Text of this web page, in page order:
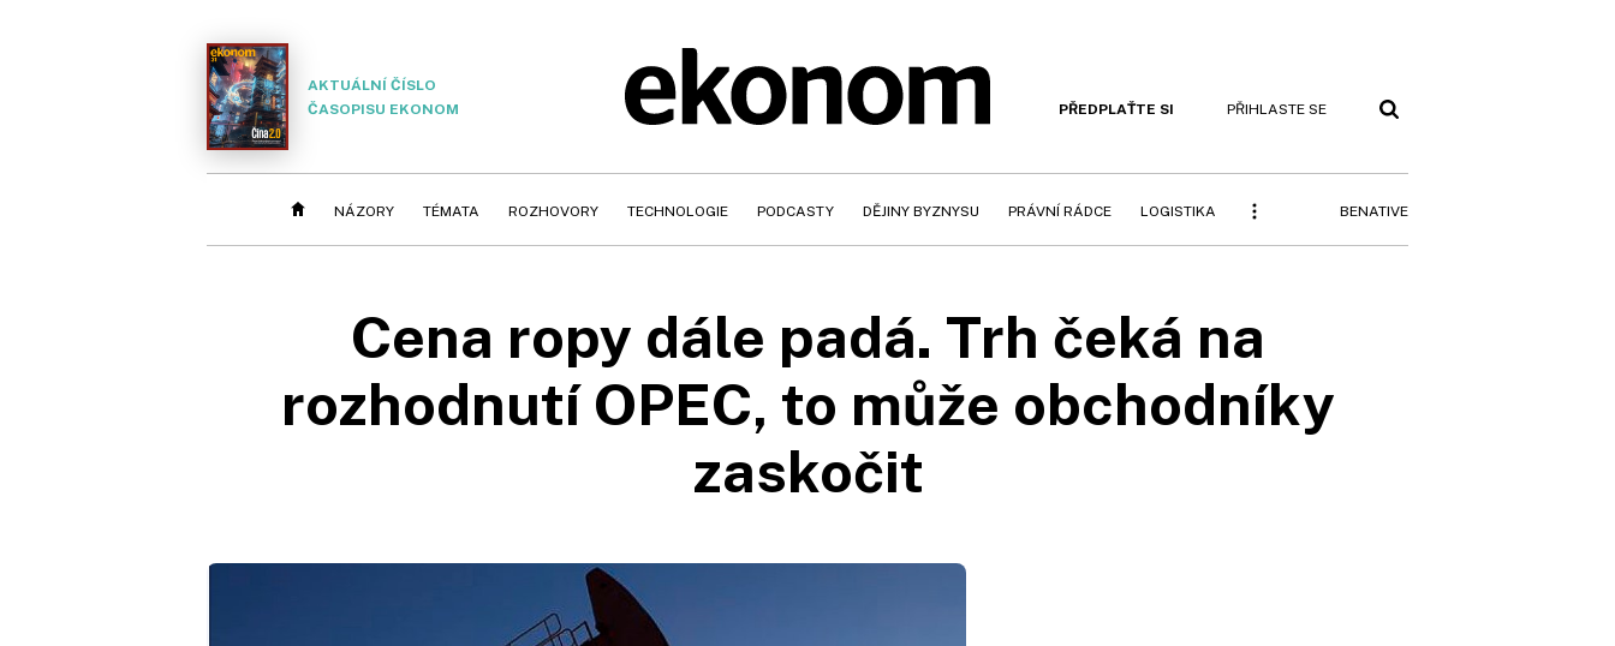
AKTUÁLNÍ ČÍSLO
ČASOPISU EKONOM
PŘEDPLAŤTE SI PŘIHLASTE SE
NÁZORY TÉMATA ROZHOVORY TECHNOLOGIE PODCASTY DĚJINY BYZNYSU PRÁVNÍ RÁDCE LOGISTIKA BENATIVE
Cena ropy dále padá. Trh čeká na
rozhodnutí OPEC, to může obchodníky
zaskočit